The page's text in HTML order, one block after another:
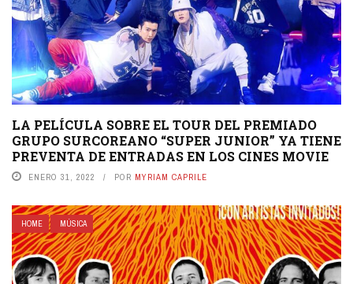
LA PELÍCULA SOBRE EL TOUR DEL PREMIADO
GRUPO SURCOREANO “SUPER JUNIOR” YA TIENE
PREVENTA DE ENTRADAS EN LOS CINES MOVIE
ENERO 31, 2022 POR MYRIAM CAPRILE
HOME MÚSICA